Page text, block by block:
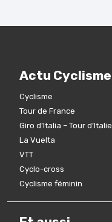
Actu Cyclisme
Cyclisme
Tour de France
Giro d’Italia – Tour d’Italie
La Vuelta
VTT
Cyclo-cross
Cyclisme féminin